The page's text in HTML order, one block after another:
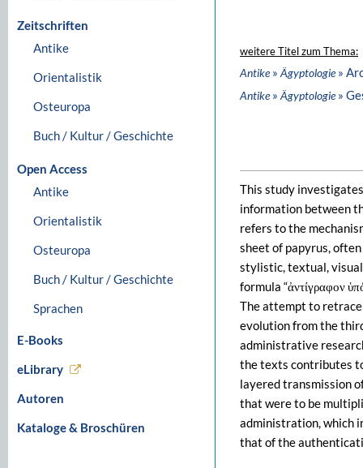
Zeitschriften
Antike
Orientalistik
Osteuropa
Buch / Kultur / Geschichte
Open Access
Antike
Orientalistik
Osteuropa
Buch / Kultur / Geschichte
Sprachen
E-Books
eLibrary
Autoren
Kataloge & Broschüren
weitere Titel zum Thema:
Antike» Ägyptologie»
Antike» Ägyptologie»
This study
information between
refers to the
sheet of papyrus,
stylistic, textual,
formula “ἀντίγραφον
The attempt to
evolution from the
administrative
the texts contributes
layered transmission
that were to be
administration, which
that of the